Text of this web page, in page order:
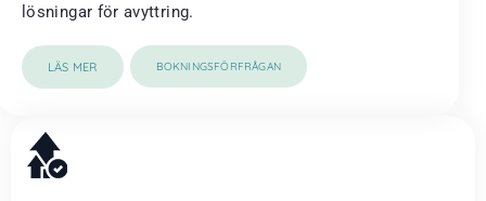
lösningar för avyttring.
LÄS MER BOKNINGSFÖRFRÅGAN